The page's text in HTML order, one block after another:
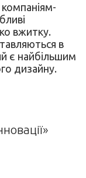
вжитку.
в
є найбільшим
дизайну.